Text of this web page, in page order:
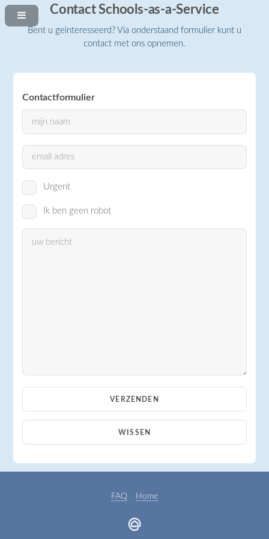
Contact Schools-as-a-Service
Bent u geinteresseerd? Via onderstaand formulier kunt u
contact met ons opnemen.
Contactformulier
Urgent
Ik ben geen robot
FAQ Home